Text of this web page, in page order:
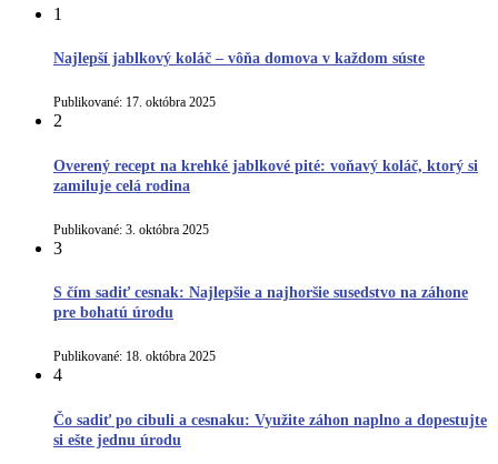
1
Najlepší jablkový koláč – vôňa domova v každom súste
Publikované: 17. októbra 2025
2
Overený recept na krehké jablkové pité: voňavý koláč, ktorý si
zamiluje celá rodina
Publikované: 3. októbra 2025
3
S čím sadiť cesnak: Najlepšie a najhoršie susedstvo na záhone
pre bohatú úrodu
Publikované: 18. októbra 2025
4
Čo sadiť po cibuli a cesnaku: Využite záhon naplno a dopestujte
si ešte jednu úrodu